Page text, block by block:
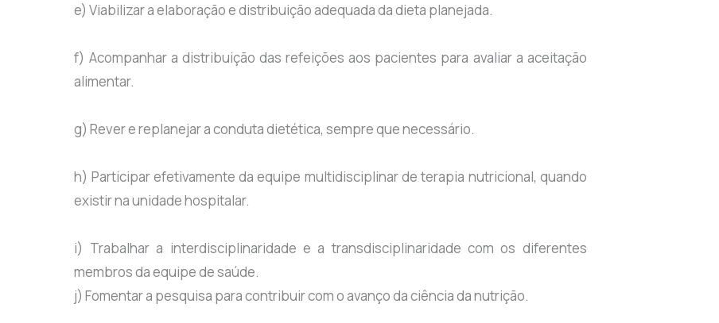
e) Viabilizar a elaboração e distribuição adequada da dieta planejada.
f) Acompanhar a distribuição das refeições aos pacientes para avaliar a aceitação
alimentar.
g) Rever e replanejar a conduta dietética, sempre que necessário.
h) Participar efetivamente da equipe multidisciplinar de terapia nutricional, quando
existir na unidade hospitalar.
i) Trabalhar a interdisciplinaridade e a transdisciplinaridade com os diferentes
membros da equipe de saúde.
j) Fomentar a pesquisa para contribuir com o avanço da ciência da nutrição.